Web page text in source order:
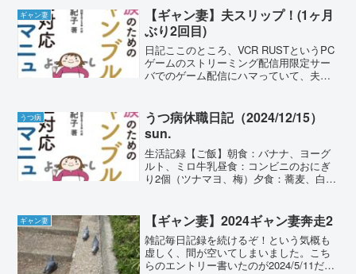
症問題を考える会」の当事者相談専用電
話に電話をかけてみた。直近、大谷選手
の元通訳者だった水原さんの一件もあ
り、繋がりにくいことを覚悟していたの
だけれど、有難いことに何コールか待っ
たところで応対してくださる方に繋がっ
繋がっていることを伝え、昨晩スリップ
が発覚したので相談したい旨を伝えると
「NPO法人 全国ギャンブル依存症家族の
会」が主催する家族会への参加を促され
た。GAやギャマノンは、基本的に「言い
っ放し、聞きっぱなし」の活動で、私が
参加しているギャマノンのグループだと
体的に「こうしたらああしたら」という
アドバイスというのはNGの行為であり、
行われていない。メンタルケアとしては
良い活動なのだけれど、外部の協力者を
得るということには向いていない。その
ギャン妻
【ギャン妻】夫スリップ！(1ヶ月
ぶり2回目)
日記ここのところ、VCR RUSTというPC
ゲームのストリーミング配信用限定サー
バでのゲーム配信にハマっていて、夫と2
ているのをたまに後ろから覗くくらいの
程度。だけど今...
うつ病
うつ病休職日記（2024/12/15）
sun.
生活記録【ご飯】朝食：バナナ、ヨーグ
ルト、ミロ牛乳昼食：コンビニのおにぎ
り2個（ツナマヨ、梅）夕食：蕎麦、白菜
回比）--------------------------...
ギャン妻 【ギャン妻】2024ギャン妻奔走2
雑記毎日記録を続けるぞ！という気概も
虚しく、間が空いてしまいました。こち
らのエントリー書いたのが2024/5/11だっ